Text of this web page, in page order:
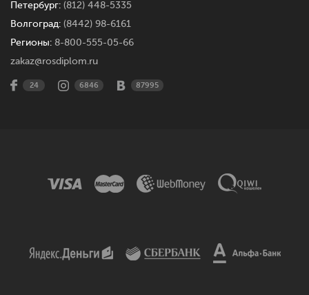
Петербург: (812) 448-5335
Волгоград: (8442) 98-6161
Регионы: 8-800-555-05-66
zakaz@rosdiplom.ru
24 6846 87995